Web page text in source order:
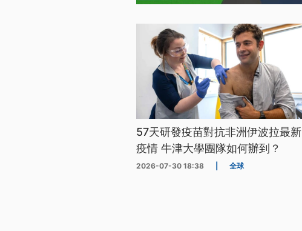
57天研發疫苗對抗非洲伊波拉最新
疫情 牛津大學團隊如何辦到？
2026-07-30 18:38 全球